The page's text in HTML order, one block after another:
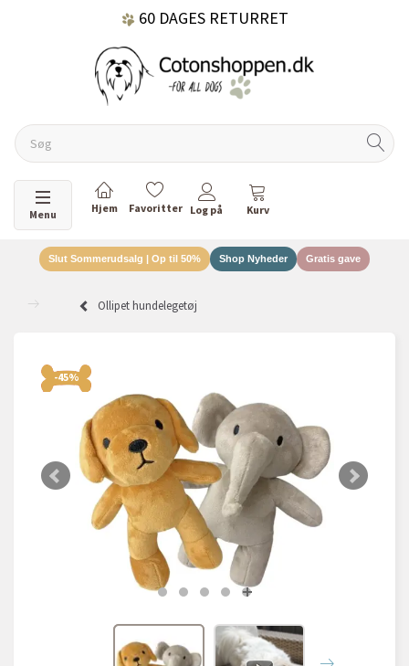
60 DAGES RETURRET
Skifte navigation
Menu
Slut Sommerudsalg | Op til 50% Shop Nyheder Gratis gave
Ollipet hundelegetøj
-45%